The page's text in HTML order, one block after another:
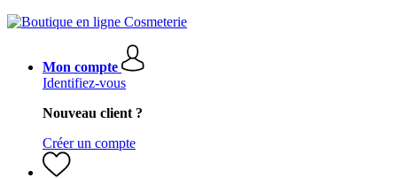
Mon compte
Identifiez-vous
Nouveau client ?
Créer un compte